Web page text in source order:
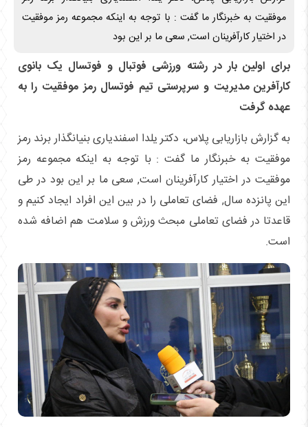
موفقیت به خبرنگار ما گفت : با توجه به اینکه مجموعه رمز موفقیت
در اختیار کارآفرینان است, سعی ما بر این بود
برای اولین بار در رشته ورزشی فوتبال و فوتسال یک بانوی
کارآفرین مدیریت و سرپرستی تیم فوتسال رمز موفقیت را به
عهده گرفت
به گزارش بازاریابی پلاس، دکتر یلدا اسفندیاری بنیانگذار برند رمز
موفقیت به خبرنگار ما گفت : با توجه به اینکه مجموعه رمز
موفقیت در اختیار کارآفرینان است, سعی ما بر این بود در طی
این پانزده سال, فضای تعاملی را در بین این افراد ایجاد کنیم و
قاعدتا در فضای تعاملی مبحث ورزش و سلامت هم اضافه شده
است.